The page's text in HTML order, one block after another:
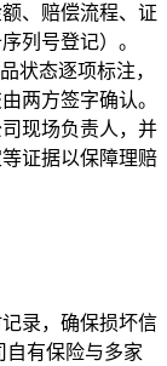
、赔偿流程、证
列号登记）。
状态逐项标注，
两方签字确认。
现场负责人，并
证据以保障理赔
录，确保损坏信
自有保险与多家